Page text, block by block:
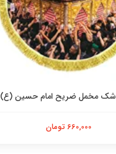
اشک مخمل ضریح امام حسین (ع)
660,000 تومان